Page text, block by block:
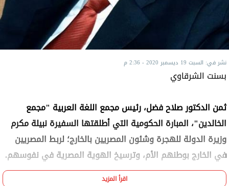
نشر في: السبت 19 ديسمبر 2020 - 2:36 م
بسنت الشرقاوي
ثمن الدكتور صلاح فضل، رئيس مجمع اللغة العربية "مجمع
الخالدين"، المبارة الحكومية التي أطلقتها السفيرة نبيلة مكرم
وزيرة الدولة للهجرة وشئون المصريين بالخارج؛ لربط المصريين
في الخارج بوطنهم الأم، وترسيخ الهوية المصرية في نفوسهم.
اقرأ المزيد